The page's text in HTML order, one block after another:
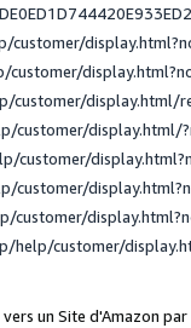
customer/display.html/
customer/display.html/
customer/
customer/
customer/
help/customer/
un Site d'Amazon